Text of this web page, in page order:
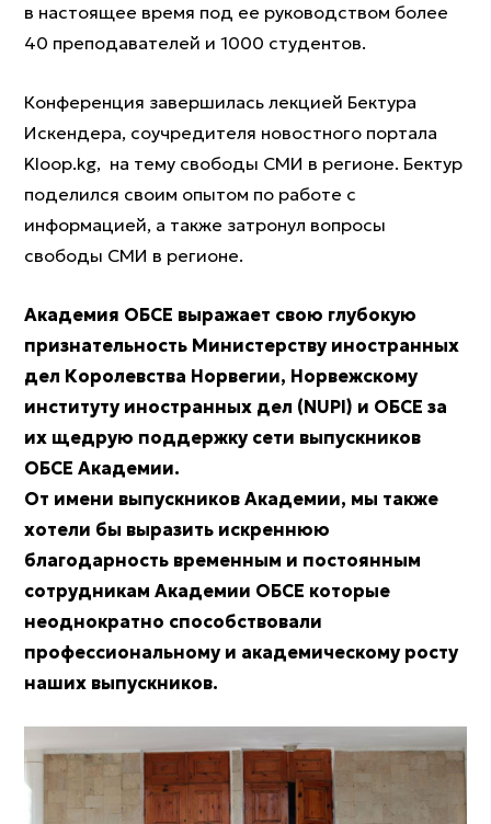
в настоящее время под ее руководством более
40 преподавателей и 1000 студентов.
Конференция завершилась лекцией Бектура
Искендера, соучредителя новостного портала
Kloop.kg, на тему свободы СМИ в регионе. Бектур
поделился своим опытом по работе с
информацией, а также затронул вопросы
свободы СМИ в регионе.
Академия ОБСЕ выражает свою глубокую
признательность Министерству иностранных
дел Королевства Норвегии, Норвежскому
институту иностранных дел (NUPI) и ОБСЕ за
их щедрую поддержку сети выпускников
ОБСЕ Академии.
От имени выпускников Академии, мы также
хотели бы выразить искреннюю
благодарность временным и постоянным
сотрудникам Академии ОБСЕ которые
неоднократно способствовали
профессиональному и академическому росту
наших выпускников.